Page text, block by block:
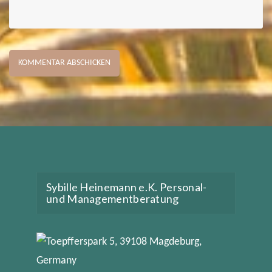
Sybille Heinemann e.K. Personal-
und Managementberatung